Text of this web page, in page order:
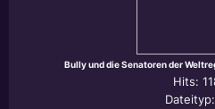
Bully und die Senatoren der
Hits: